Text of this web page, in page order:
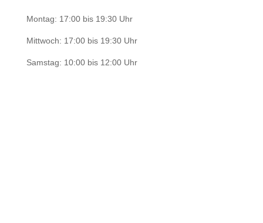
Montag: 17:00 bis 19:30 Uhr
Mittwoch: 17:00 bis 19:30 Uhr
Samstag: 10:00 bis 12:00 Uhr